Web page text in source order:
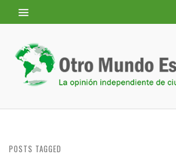
POSTS TAGGED